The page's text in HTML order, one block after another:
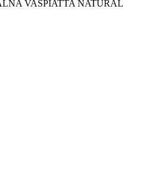
VASPIATTA NATURAL